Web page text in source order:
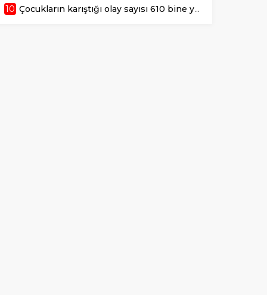
10 Çocukların karıştığı olay sayısı 610 bine yaklaştı